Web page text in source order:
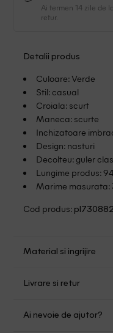
Ai termen 14 zile de
retur.
Detalii produs
Culoare: Verde
Stil: casual
Croiala: scurt
Maneca: scurte
Inchizatoare
Design: nasturi
Decolteu: guler
Lungime produs:
Marime masurata:
Cod produs: pl730882
Material si ingrijire
Nu folositi inalbitor
Nu uscati in uscator
Livrare si retur
mare de 149.00 lei.
Ai nevoie de ajutor?